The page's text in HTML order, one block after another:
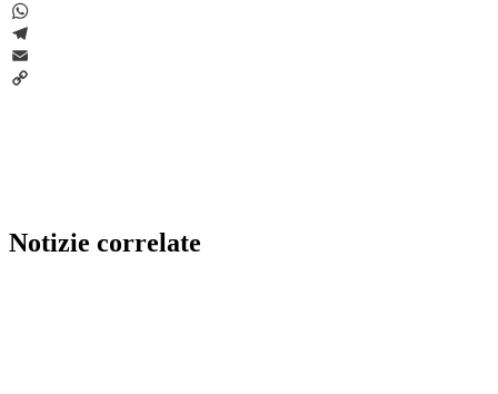
LinkedIn
WhatsApp
Telegram
Email
Notizie correlate